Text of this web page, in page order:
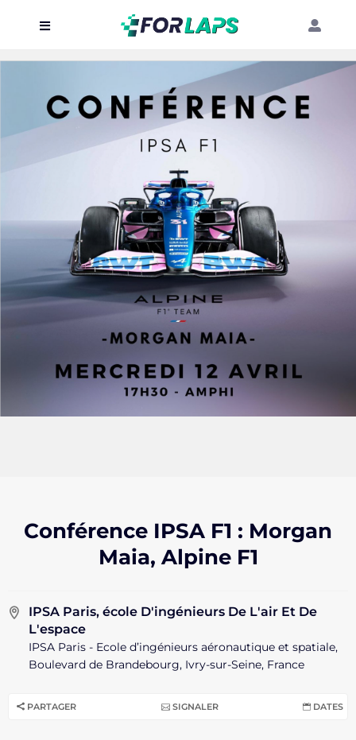
Carte
Événements
Localisation
Conférence IPSA F1 : Morgan
Maia, Alpine F1
IPSA Paris, école D'ingénieurs De L'air Et De
L'espace
IPSA Paris - Ecole d’ingénieurs aéronautique et spatiale,
Boulevard de Brandebourg, Ivry-sur-Seine, France
PARTAGER SIGNALER DATES